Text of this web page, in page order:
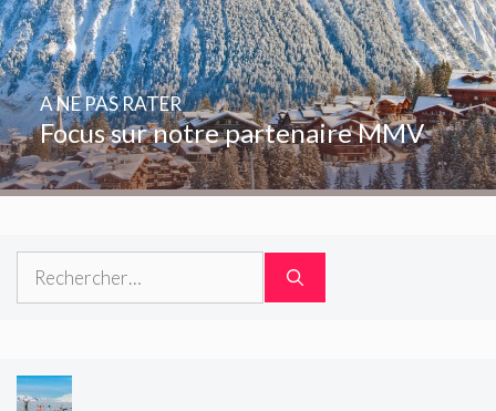
Focus sur notre partenaire MMV
A NE PAS RATER